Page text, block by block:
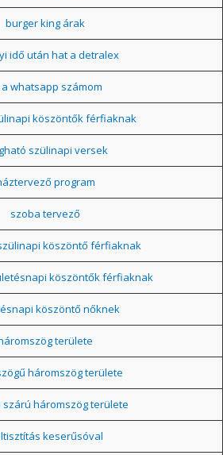
burger king árak
idő után hat a detralex
a whatsapp számom
köszöntők férfiaknak
szülinapi versek
program
szoba tervező
köszöntő férfiaknak
köszöntők férfiaknak
köszöntő nőknek
területe
háromszög területe
szárú háromszög területe
keserűsóval